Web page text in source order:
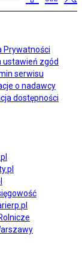
Prywatności
ustawień zgód
serwisu
o nadawcy
dostępności